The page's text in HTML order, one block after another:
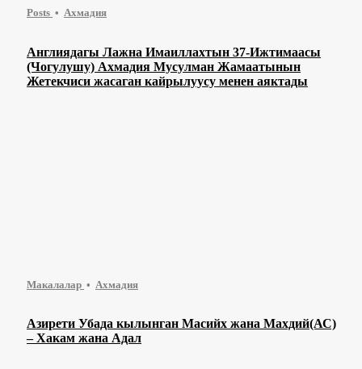
Posts Ахмадия
Англиядагы Лажна Имаиллахтын 37-Ижтимаасы
(Чогулушу) Ахмадия Мусулман Жамаатынын
Жетекчиси жасаган кайрылуусу менен аяктады
Макалалар Ахмадия
Азирети Убада кылынган Масийх жана Махдий(АС)
– Хакам жана Адал